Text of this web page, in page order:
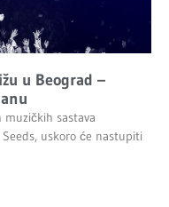
u Beograd –
sastava
uskoro će nastupiti